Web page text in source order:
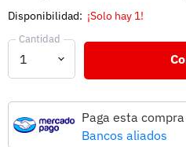
Disponibilidad: ¡Solo hay 1!
Cantidad
Paga esta
Bancos aliados